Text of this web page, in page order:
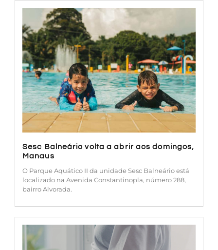
Sesc Balneário volta a abrir aos domingos,
Manaus
O Parque Aquático II da unidade Sesc Balneário está
localizado na Avenida Constantinopla, número 288,
bairro Alvorada.